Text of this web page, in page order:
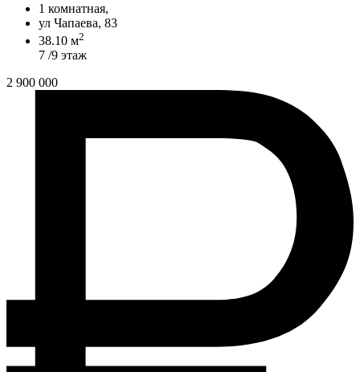
1 комнатная,
ул Чапаева, 83
38.10 м2
7 /9 этаж
2 900 000